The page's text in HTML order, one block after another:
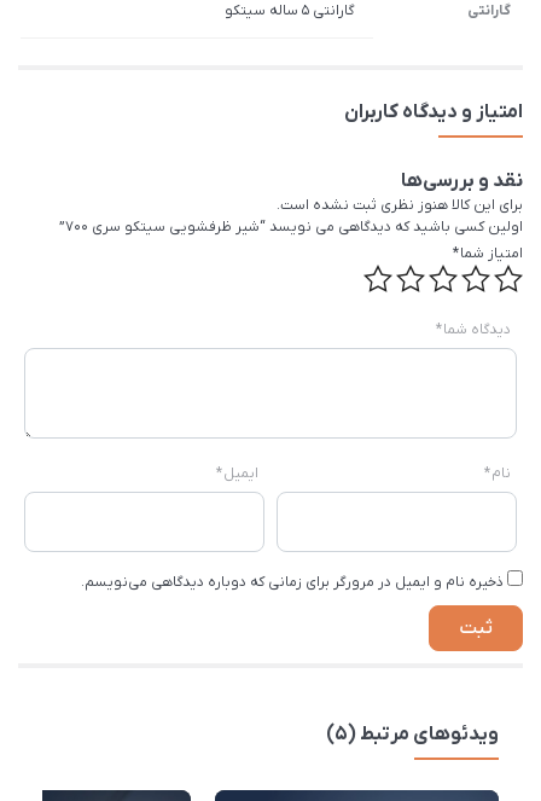
گارانتی گارانتی 5 ساله سیتکو
امتیاز و دیدگاه کاربران
نقد و بررسی‌ها
برای این کالا هنوز نظری ثبت نشده است.
اولین کسی باشید که دیدگاهی می نویسد “شیر ظرفشویی سیتکو سری 700”
امتیاز شما*
دیدگاه شما*
نام* ایمیل*
ذخیره نام و ایمیل در مرورگر برای زمانی که دوباره دیدگاهی می‌نویسم.
ویدئوهای مرتبط (5)